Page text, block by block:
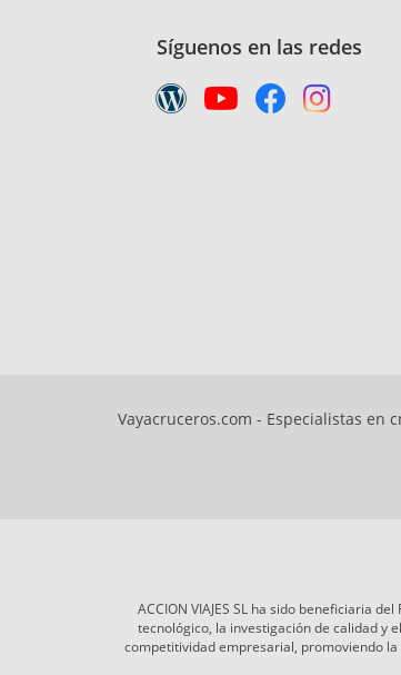
Síguenos en las redes
Vayacruceros.com - Especialistas en
ACCION VIAJES SL ha sido beneficiaria
tecnológico, la investigación de calidad y
competitividad empresarial, promoviendo la